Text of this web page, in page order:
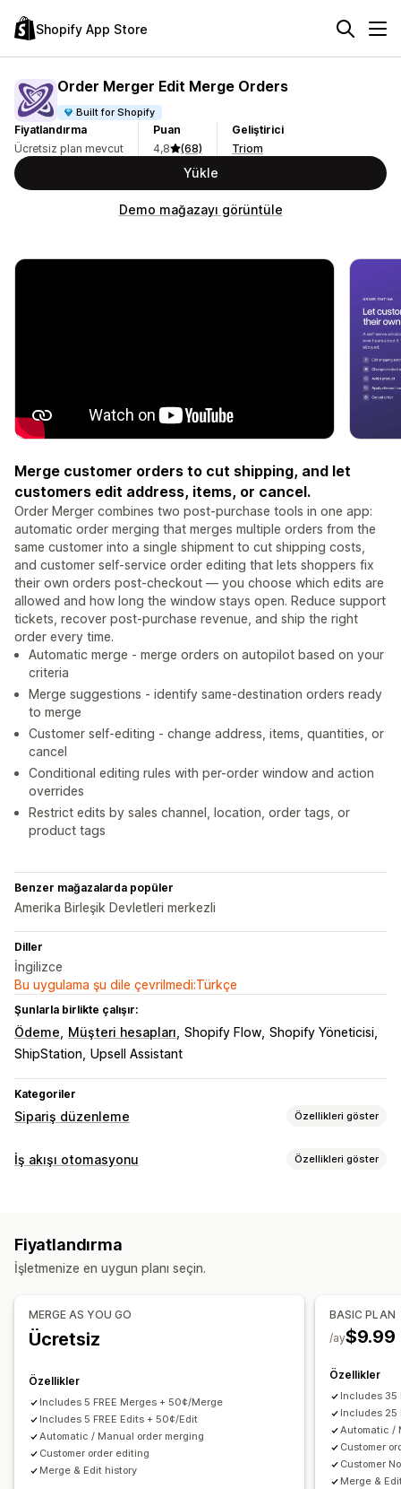
Shopify App Store
Order Merger Edit Merge Orders
Built for Shopify
Fiyatlandırma
Ücretsiz plan mevcut
Puan
4,8
(68)
Geliştirici
Triom
Yükle
Demo mağazayı görüntüle
Merge customer orders to cut shipping, and let
customers edit address, items, or cancel.
Order Merger combines two post-purchase tools in one app:
automatic order merging that merges multiple orders from the
same customer into a single shipment to cut shipping costs,
and customer self-service order editing that lets shoppers fix
their own orders post-checkout — you choose which edits are
allowed and how long the window stays open. Reduce support
tickets, recover post-purchase revenue, and ship the right
order every time.
Automatic merge - merge orders on autopilot based on your
criteria
Merge suggestions - identify same-destination orders ready
to merge
Customer self-editing - change address, items, quantities, or
cancel
Conditional editing rules with per-order window and action
overrides
Restrict edits by sales channel, location, order tags, or
product tags
Benzer mağazalarda popüler
Amerika Birleşik Devletleri merkezli
Diller
İngilizce
Bu uygulama şu dile çevrilmedi:Türkçe
Şunlarla birlikte çalışır:
Ödeme Müşteri hesapları Shopify Flow Shopify Yöneticisi
ShipStation Upsell Assistant
Kategoriler
Sipariş düzenleme Özellikleri göster
Sipariş güncellemeleri
Otomatik iş akışları
Durum güncellemeleri
Arşivleme
Analiz
İş akışı otomasyonu Özellikleri göster
Zaman bazında Sipariş işleme
Fiyatlandırma
İşletmenize en uygun planı seçin.
MERGE AS YOU GO
Ücretsiz
Özellikler
Includes 5 FREE Merges + 50¢/Merge
Includes 5 FREE Edits + 50¢/Edit
Automatic / Manual order merging
Customer order editing
Merge & Edit history
BASIC PLAN
$9.99
/ay
Özellikler
Includes 35
Includes 25
Automatic /
Customer
Customer
Merge &